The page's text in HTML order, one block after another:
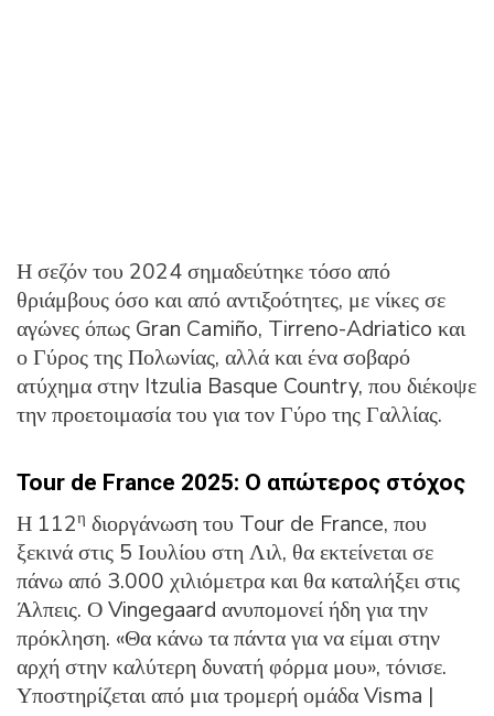
Η σεζόν του 2024 σημαδεύτηκε τόσο από
θριάμβους όσο και από αντιξοότητες, με νίκες σε
αγώνες όπως Gran Camiño, Tirreno-Adriatico και
ο Γύρος της Πολωνίας, αλλά και ένα σοβαρό
ατύχημα στην Itzulia Basque Country, που διέκοψε
την προετοιμασία του για τον Γύρο της Γαλλίας.
Tour de France 2025: Ο απώτερος στόχος
Η 112η διοργάνωση του Tour de France, που
ξεκινά στις 5 Ιουλίου στη Λιλ, θα εκτείνεται σε
πάνω από 3.000 χιλιόμετρα και θα καταλήξει στις
Άλπεις. Ο Vingegaard ανυπομονεί ήδη για την
πρόκληση. «Θα κάνω τα πάντα για να είμαι στην
αρχή στην καλύτερη δυνατή φόρμα μου», τόνισε.
Υποστηρίζεται από μια τρομερή ομάδα Visma |